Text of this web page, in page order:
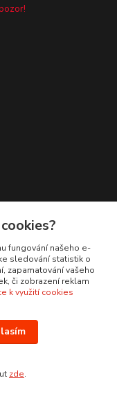
fungování našeho e-
sledování statistik o
zapamatování vašeho
či zobrazení reklam
k využití cookies
zde.